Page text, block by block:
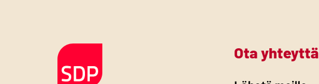
Etusivulle Ota yhteyttä